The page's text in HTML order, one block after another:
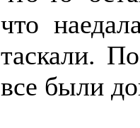
что
таскали.
все были